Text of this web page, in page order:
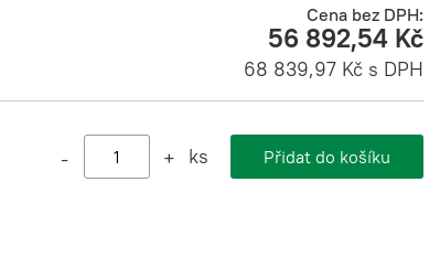
Cena bez DPH:
56 892,54 Kč
68 839,97 Kč s DPH
- + ks